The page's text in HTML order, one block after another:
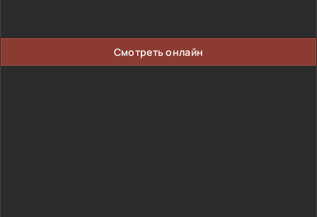
Смотреть онлайн